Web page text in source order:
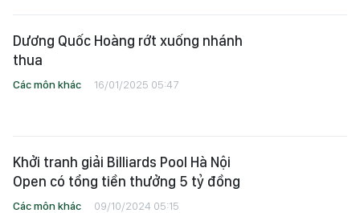
Dương Quốc Hoàng rớt xuống nhánh
thua
Các môn khác 16/01/2025 05:47
Khởi tranh giải Billiards Pool Hà Nội
Open có tổng tiền thưởng 5 tỷ đồng
Các môn khác 09/10/2024 05:15